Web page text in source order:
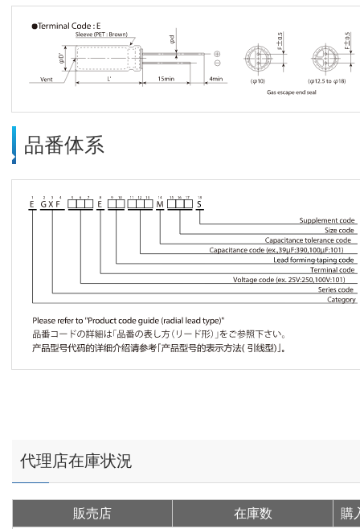
品番体系
代理店在庫状況
販売店 在庫数
購